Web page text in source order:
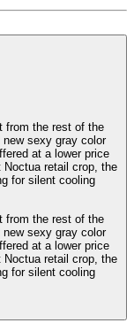
from the rest of the
sexy gray color
at a lower price
retail crop, the
for silent cooling
from the rest of the
sexy gray color
at a lower price
retail crop, the
for silent cooling